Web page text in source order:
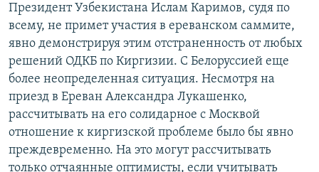
Президент Узбекистана Ислам Каримов, судя по
всему, не примет участия в ереванском саммите,
явно демонстрируя этим отстраненность от любых
решений ОДКБ по Киргизии. С Белоруссией еще
более неопределенная ситуация. Несмотря на
приезд в Ереван Александра Лукашенко,
рассчитывать на его солидарное с Москвой
отношение к киргизской проблеме было бы явно
преждевременно. На это могут рассчитывать
только отчаянные оптимисты, если учитывать